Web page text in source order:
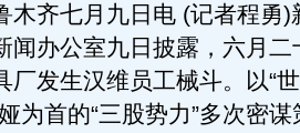
齐七月九日电 (记者程勇)
闻办公室九日披露，六月二
厂发生汉维员工械斗。以“
为首的“三股势力”多次密